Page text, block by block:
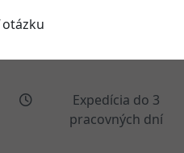
Expedícia do 3
pracovných dní